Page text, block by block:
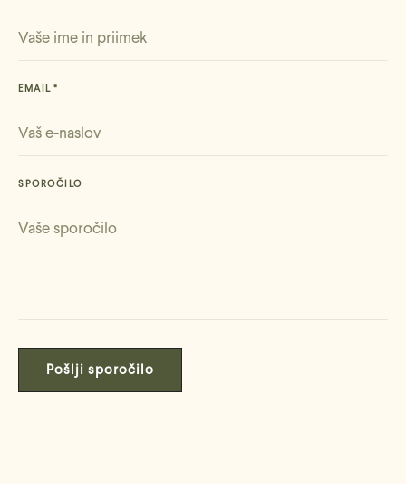
EMAIL
SPOROČILO
Pošlji sporočilo